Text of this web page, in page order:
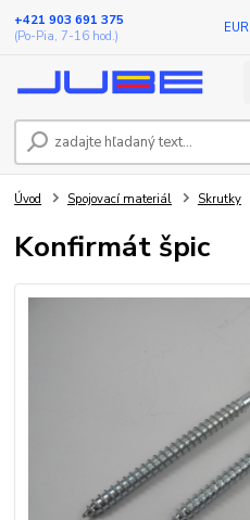
EUR
+421 903 691 375
(Po-Pia, 7-16 hod.)
Úvod Spojovací materiál Skrutky
Konfirmát špic